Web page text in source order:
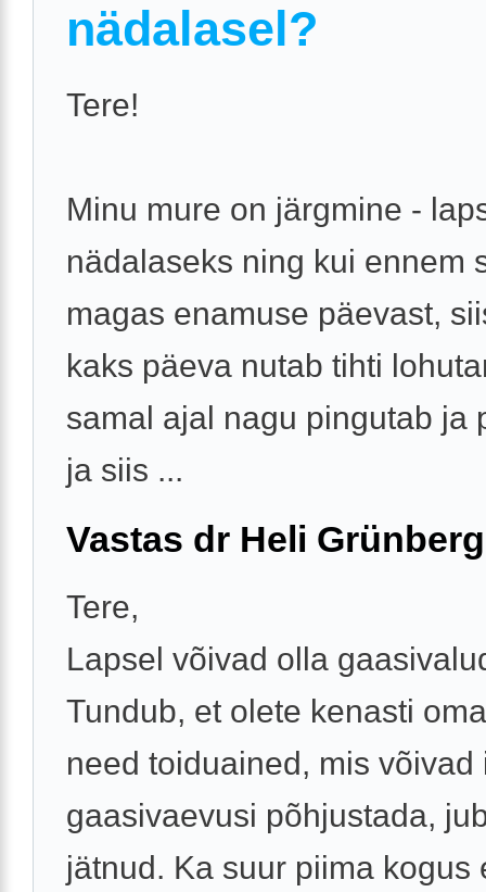
nädalasel?
Tere!
Minu mure on järgmine -
nädalaseks ning kui ennem
magas enamuse päevast,
kaks päeva nutab tihti
samal ajal nagu pingutab ja
ja siis ...
Vastas dr Heli Grünberg
Tere,
Lapsel võivad olla
Tundub, et olete kenasti
need toiduained, mis võivad
gaasivaevusi põhjustada,
jätnud. Ka suur piima kogus